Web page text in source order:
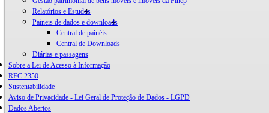
Relatórios e Estudos
Paineis de dados e downloads
Central de painéis
Central de Downloads
Diárias e passagens
Sobre a Lei de Acesso à Informação
RFC 2350
Sustentabilidade
Aviso de Privacidade - Lei Geral de Proteção de Dados - LGPD
Dados Abertos